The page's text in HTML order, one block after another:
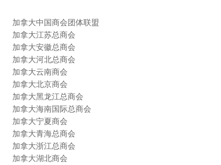
加拿大中国商会团体联盟
加拿大江苏总商会
加拿大安徽总商会
加拿大河北总商会
加拿大云南商会
加拿大北京商会
加拿大黑龙江总商会
加拿大海南国际总商会
加拿大宁夏商会
加拿大青海总商会
加拿大浙江总商会
加拿大湖北商会